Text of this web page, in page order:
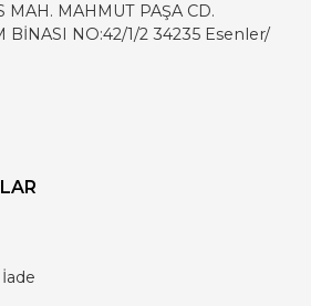
MAH. MAHMUT PAŞA CD.
BİNASI NO:42/1/2 34235 Esenler/